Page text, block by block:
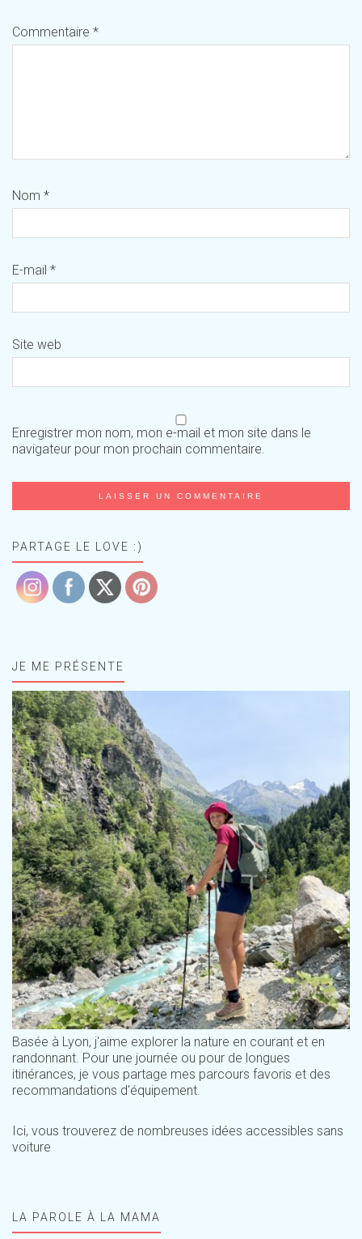
Commentaire *
Nom *
E-mail *
Site web
Enregistrer mon nom, mon e-mail et mon site dans le
navigateur pour mon prochain commentaire.
PARTAGE LE LOVE :)
JE ME PRÉSENTE
Basée à Lyon, j'aime explorer la nature en courant et en
randonnant. Pour une journée ou pour de longues
itinérances, je vous partage mes parcours favoris et des
recommandations d'équipement.
Ici, vous trouverez de nombreuses idées accessibles sans
voiture
LA PAROLE À LA MAMA